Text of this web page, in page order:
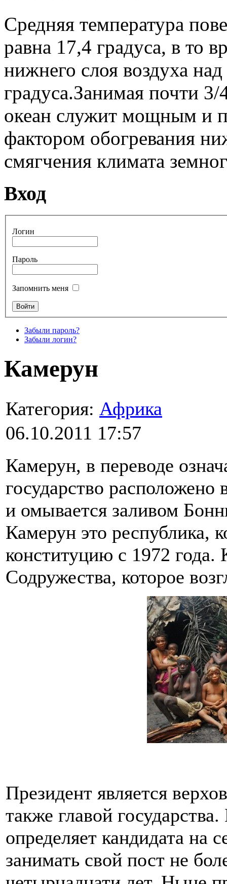
Средняя температура
равна 17,4 градуса, в то
нижнего слоя воздуха
градуса.Занимая почти
океан служит мощным и
фактором обогревания
смягчения климата
Вход
Логин
Пароль
Запомнить меня
Забыли пароль?
Забыли логин?
Камерун
Категория: Африка
06.10.2011 17:57
Камерун, в переводе
государство
и омывается заливом
Камерун это республика,
конституцию с 1972 года.
Содружества, которое
Президент является
также главой
определяет кандидата на
занимать свой пост не